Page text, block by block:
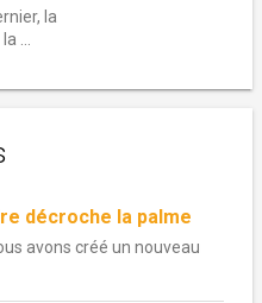
la
…
décroche la palme
avons créé un nouveau